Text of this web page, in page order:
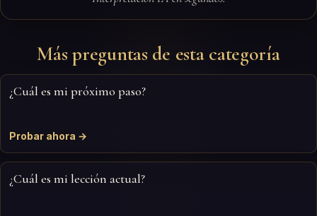
Más preguntas de esta categoría
¿Cuál es mi próximo paso?
Probar ahora →
¿Cuál es mi lección actual?